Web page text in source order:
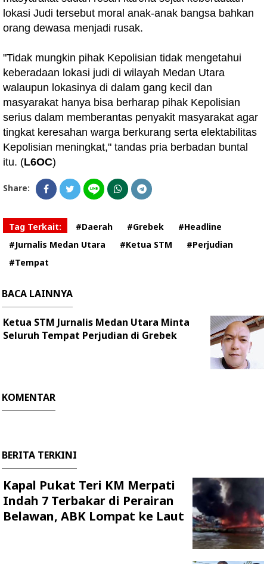
lokasi Judi tersebut moral anak-anak bangsa bahkan
orang dewasa menjadi rusak.
"Tidak mungkin pihak Kepolisian tidak mengetahui
keberadaan lokasi judi di wilayah Medan Utara
walaupun lokasinya di dalam gang kecil dan
masyarakat hanya bisa berharap pihak Kepolisian
serius dalam memberantas penyakit masyarakat agar
tingkat keresahan warga berkurang serta elektabilitas
Kepolisian meningkat," tandas pria berbadan buntal
itu. (L6OC)
Share:
Tag Terkait: #Daerah #Grebek
#Headline
#Jurnalis Medan Utara
#Ketua STM
#Perjudian
#Tempat
BACA LAINNYA
Ketua STM Jurnalis Medan Utara Minta
Seluruh Tempat Perjudian di Grebek
KOMENTAR
BERITA TERKINI
Kapal Pukat Teri KM Merpati
Indah 7 Terbakar di Perairan
Belawan, ABK Lompat ke Laut